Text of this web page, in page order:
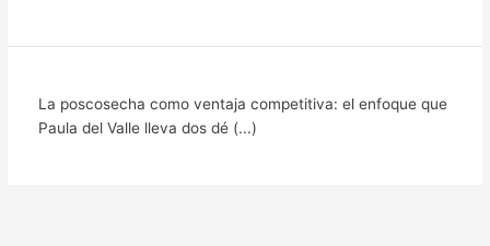
La poscosecha como ventaja competitiva: el enfoque que
Paula del Valle lleva dos dé (...)